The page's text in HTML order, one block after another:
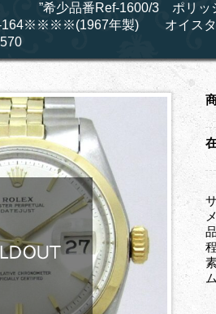
”希少品番Ref-1600/3 ポ
年製) オイスター